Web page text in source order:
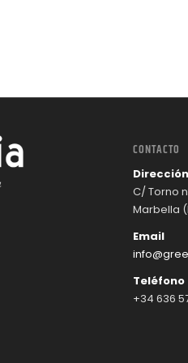
CONTACTO
Dirección
C/ Torno
Marbella
Email
Teléfono
+34 636